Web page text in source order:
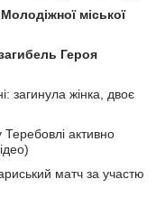
міської
Героя
загинула жінка, двоє
активно
матч за участю